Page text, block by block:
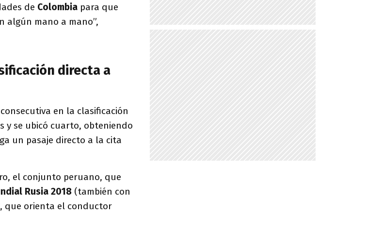
de Colombia para que
algún mano a mano”,
directa a
en la clasificación
y se ubicó cuarto, obteniendo
un pasaje directo a la cita
el conjunto peruano, que
Rusia 2018 (también con
, que orienta el conductor